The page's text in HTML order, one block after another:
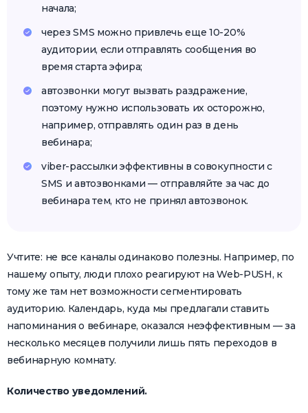
начала;
через SMS можно привлечь еще 10-20%
аудитории, если отправлять сообщения во
время старта эфира;
автозвонки могут вызвать раздражение,
поэтому нужно использовать их осторожно,
например, отправлять один раз в день
вебинара;
viber-рассылки эффективны в совокупности с
SMS и автозвонками — отправляйте за час до
вебинара тем, кто не принял автозвонок.
Учтите: не все каналы одинаково полезны. Например, по
нашему опыту, люди плохо реагируют на Web-PUSH, к
тому же там нет возможности сегментировать
аудиторию. Календарь, куда мы предлагали ставить
напоминания о вебинаре, оказался неэффективным — за
несколько месяцев получили лишь пять переходов в
вебинарную комнату.
Количество уведомлений.